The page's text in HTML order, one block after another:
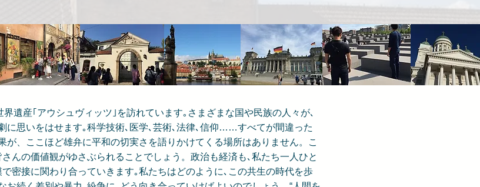
遺産｢アウシュヴィッツ｣を訪れています｡さまざまな国や民族の人々が､
に思いをはせます｡科学技術､医学､芸術､法律､信仰……すべてが間違った
が、ここほど雄弁に平和の切実さを語りかけてくる場所はありません。こ
んの価値観がゆさぶられることでしょう。政治も経済も､私たち一人ひと
密接に関わり合っていきます｡私たちはどのように､この共生の時代を歩